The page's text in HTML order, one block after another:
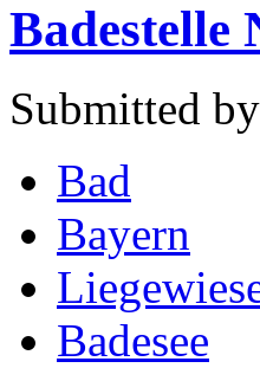
Badestelle
Submitted
Bad
Bayern
Badesee